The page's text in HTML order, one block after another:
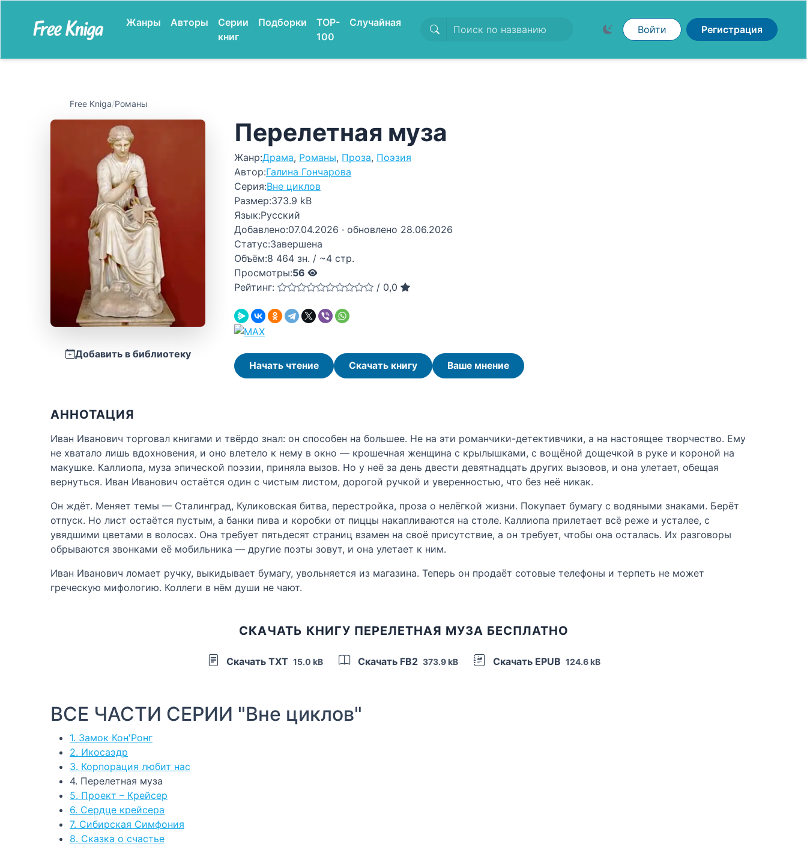
Жанры Авторы
Серии
книг
Подборки
TOP-
100
Случайная
Войти Регистрация
Free Kniga/Романы
Добавить в библиотеку
Перелетная муза
Жанр:Драма, Романы, Проза, Поэзия
Автор:Галина Гончарова
Серия:Вне циклов
Размер:373.9 kB
Язык:Русский
Добавлено:07.04.2026 · обновлено 28.06.2026
Статус:Завершена
Объём:8 464 зн. / ~4 стр.
Просмотры:56
Рейтинг:
/ 0,0
Начать чтение Скачать книгу Ваше мнение
АННОТАЦИЯ
Иван Иванович торговал книгами и твёрдо знал: он способен на большее. Не на эти романчики-детективчики, а на настоящее творчество. Ему
не хватало лишь вдохновения, и оно влетело к нему в окно — крошечная женщина с крылышками, с вощёной дощечкой в руке и короной на
макушке. Каллиопа, муза эпической поэзии, приняла вызов. Но у неё за день двести девятнадцать других вызовов, и она улетает, обещая
вернуться. Иван Иванович остаётся один с чистым листом, дорогой ручкой и уверенностью, что без неё никак.
Он ждёт. Меняет темы — Сталинград, Куликовская битва, перестройка, проза о нелёгкой жизни. Покупает бумагу с водяными знаками. Берёт
отпуск. Но лист остаётся пустым, а банки пива и коробки от пиццы накапливаются на столе. Каллиопа прилетает всё реже и усталее, с
увядшими цветами в волосах. Она требует пятьдесят страниц взамен на своё присутствие, а он требует, чтобы она осталась. Их разговоры
обрываются звонками её мобильника — другие поэты зовут, и она улетает к ним.
Иван Иванович ломает ручку, выкидывает бумагу, увольняется из магазина. Теперь он продаёт сотовые телефоны и терпеть не может
греческую мифологию. Коллеги в нём души не чают.
СКАЧАТЬ КНИГУ ПЕРЕЛЕТНАЯ МУЗА БЕСПЛАТНО
Скачать TXT 15.0 kB Скачать FB2 373.9 kB Скачать EPUB 124.6 kB
ВСЕ ЧАСТИ СЕРИИ "Вне циклов"
1. Замок Кон'Ронг
2. Икосаэдр
3. Корпорация любит нас
4. Перелетная муза
5. Проект – Крейсер
6. Сердце крейсера
7. Сибирская Симфония
8. Сказка о счастье